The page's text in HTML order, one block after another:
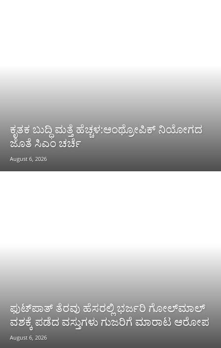
ಕೃತಕ ಬುದ್ಧಿ ಮತ್ತೆ ಹೆಚ್ಚಳ:ಆಂಥ್ರೋಪಿಕ್ ನಿಯೋಗದ
ಜೊತೆ ಸಿಎಂ ಚರ್ಚೆ
August 6, 2026
ಫುಟ್‌ಪಾತ್ ತೆರವು ಹೆಸರಲ್ಲಿ ಭರ್ಜರಿ ಗೋಲ್‌ಮಾಲ್
ವಶಕ್ಕೆ ಪಡೆದ ವಸ್ತುಗಳು ಗುಜರಿಗೆ ಮಾರಾಟ ಆರೋಪ
August 6, 2026